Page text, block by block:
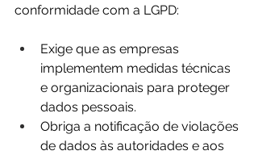
conformidade com a LGPD:
Exige que as empresas
implementem medidas técnicas
e organizacionais para proteger
dados pessoais.
Obriga a notificação de violações
de dados às autoridades e aos